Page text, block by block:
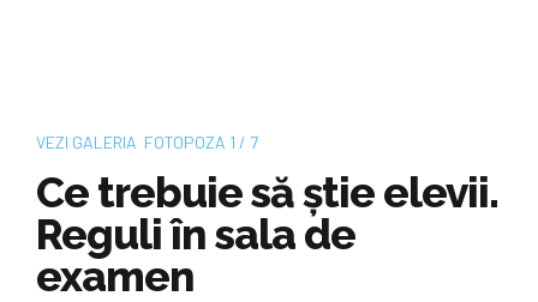
VEZI GALERIA FOTOPOZA 1 / 7
Ce trebuie să știe elevii.
Reguli în sala de
examen